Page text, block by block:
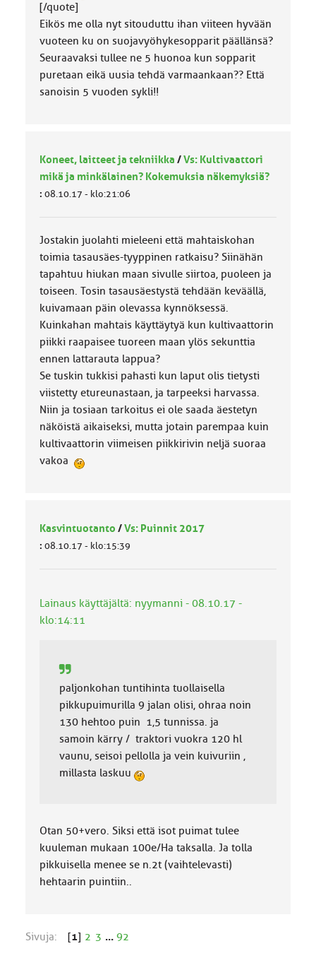
[/quote]
Eikös me olla nyt sitouduttu ihan viiteen hyvään
vuoteen ku on suojavyöhykesopparit päällänsä?
Seuraavaksi tullee ne 5 huonoa kun sopparit
puretaan eikä uusia tehdä varmaankaan?? Että
sanoisin 5 vuoden sykli!!
Koneet, laitteet ja tekniikka /Vs: Kultivaattori
mikä ja minkälainen? Kokemuksia näkemyksiä?
: 08.10.17 - klo:21:06
Jostakin juolahti mieleeni että mahtaiskohan
toimia tasausäes-tyyppinen ratkaisu? Siinähän
tapahtuu hiukan maan sivulle siirtoa, puoleen ja
toiseen. Tosin tasausäestystä tehdään keväällä,
kuivamaan päin olevassa kynnöksessä.
Kuinkahan mahtais käyttäytyä kun kultivaattorin
piikki raapaisee tuoreen maan ylös sekunttia
ennen lattarauta lappua?
Se tuskin tukkisi pahasti kun laput olis tietysti
viistetty etureunastaan, ja tarpeeksi harvassa.
Niin ja tosiaan tarkoitus ei ole saada äestetyn
näköistä aikaiseksi, mutta jotain parempaa kuin
kultivaattorin viimeisen piikkirivin neljä suoraa
vakoa
Kasvintuotanto /Vs: Puinnit 2017
: 08.10.17 - klo:15:39
Lainaus käyttäjältä: nyymanni - 08.10.17 -
klo:14:11
paljonkohan tuntihinta tuollaisella
pikkupuimurilla 9 jalan olisi, ohraa noin
130 hehtoo puin 1,5 tunnissa. ja
samoin kärry / traktori vuokra 120 hl
vaunu, seisoi pellolla ja vein kuivuriin ,
millasta laskuu
Otan 50+vero. Siksi että isot puimat tulee
kuuleman mukaan 100e/Ha taksalla. Ja tolla
pikkuisella menee se n.2t (vaihtelevasti)
hehtaarin puintiin..
Sivuja: [1] 2 3 ... 92